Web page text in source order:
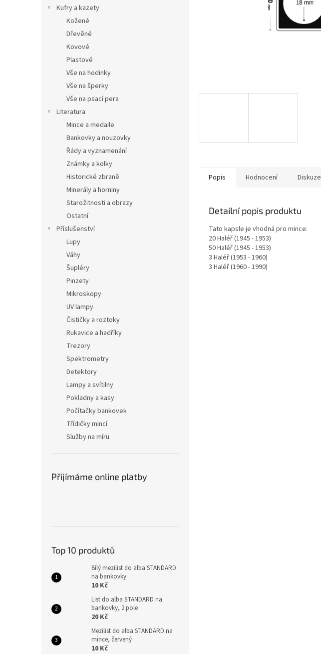
Kufry a kazety
Kožené
Dřevěné
Kovové
Plastové
Vše na hodinky
Vše na šperky
Vše na psací pera
Literatura
Mince a medaile
Bankovky a nouzovky
Řády a vyznamenání
Známky a kolky
Historické zbraně
Minerály a horniny
Starožitnosti a obrazy
Ostatní
Příslušenství
Lupy
Váhy
Šupléry
Pinzety
Mikroskopy
UV lampy
Čističky a roztoky
Rukavice a hadříky
Trezory
Spektrometry
Detektory
Lampy a svítilny
Pokladny a kasy
Počítačky bankovek
Třídičky mincí
Služby na míru
Přijímáme online platby
Top 10 produktů
Bílý mezilist do alba STANDARD
na bankovky
10 Kč
List do alba STANDARD na
bankovky, 2 pole
20 Kč
Mezilist do alba STANDARD na
mince, červený
10 Kč
Popis Hodnocení Diskuze
Detailní popis produktu
Tato kapsle je vhodná pro mince:
20 Haléř (1945 - 1953)
50 Haléř (1945 - 1953)
3 Haléř (1953 - 1960)
3 Haléř (1960 - 1990)